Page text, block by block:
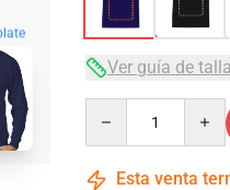
Ver guía de
Esta venta